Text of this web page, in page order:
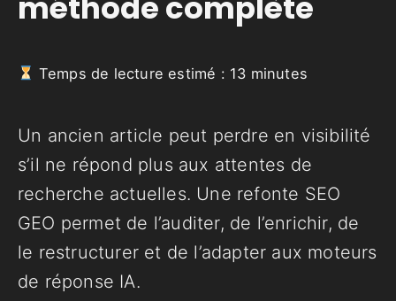
Temps de lecture estimé : 13 minutes
Un ancien article peut perdre en visibilité
s’il ne répond plus aux attentes de
recherche actuelles. Une refonte SEO
GEO permet de l’auditer, de l’enrichir, de
le restructurer et de l’adapter aux moteurs
de réponse IA.